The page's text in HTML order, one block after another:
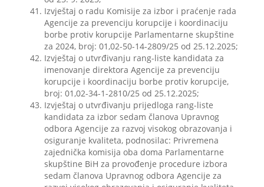
Izvještaj o radu Komisije za izbor i praćenje rada
Agencije za prevenciju korupcije i koordinaciju
borbe protiv korupcije Parlamentarne skupštine
za 2024, broj: 01,02-50-14-2809/25 od 25.12.2025;
Izvještaj o utvrđivanju rang-liste kandidata za
imenovanje direktora Agencije za prevenciju
korupcije i koordinaciju borbe protiv korupcije,
broj: 01,02-34-1-2810/25 od 25.12.2025;
Izvještaj o utvrđivanju prijedloga rang-liste
kandidata za izbor sedam članova Upravnog
odbora Agencije za razvoj visokog obrazovanja i
osiguranje kvaliteta, podnosilac: Privremena
zajednička komisija oba doma Parlamentarne
skupštine BiH za provođenje procedure izbora
sedam članova Upravnog odbora Agencije za